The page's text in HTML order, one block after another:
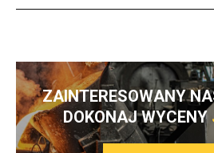
ZAINTERESOWANY
DOKONAJ WYCENY